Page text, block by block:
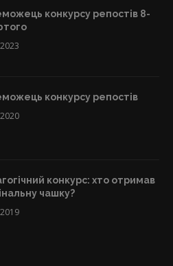
конкурсу репостів 8-
конкурсу репостів
конкурс: хто отримав
чашку?